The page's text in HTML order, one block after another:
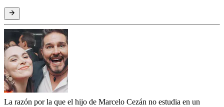
La razón por la que el hijo de Marcelo Cezán no estudia en un